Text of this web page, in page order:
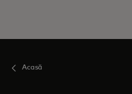
Acasă